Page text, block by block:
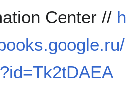
Center // h